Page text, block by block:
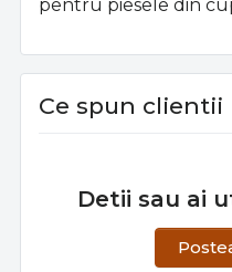
pentru piesele din
Ce spun clientii
Detii sau ai